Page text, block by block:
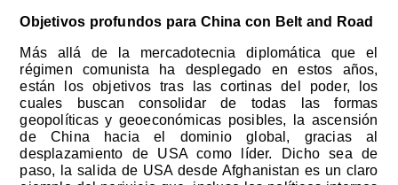
Objetivos profundos para China con Belt and Road
Más allá de la mercadotecnia diplomática que el
régimen comunista ha desplegado en estos años,
están los objetivos tras las cortinas del poder, los
cuales buscan consolidar de todas las formas
geopolíticas y geoeconómicas posibles, la ascensión
de China hacia el dominio global, gracias al
desplazamiento de USA como líder. Dicho sea de
paso, la salida de USA desde Afghanistan es un claro